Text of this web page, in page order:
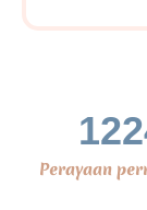
Perayaan